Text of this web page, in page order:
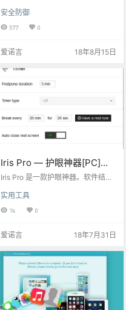
软件。SecureAPlus Premium 集成
了反病毒软件和应用程序白名单功
ecureAPlus 采用的是 ClamAV 反病
执行可疑或恶意程序，检测后门或
木马，同时也为用户提供实时保
安全防御
577 0
爱诺言 18年8月15日
Iris Pro — 护眼神器[PC]
[$15→0]
Iris Pro 是一款护眼神器。软件结合
建议和医学研究，减少用眼疲劳，
降低蓝光辐射，并改善您的睡眠质
此直达 网盘下载：链接：https://ey
nuoyan 激活码：iris-giveaway 限
免结束倒计时：
实用工具
1k 0
爱诺言 18年7月31日